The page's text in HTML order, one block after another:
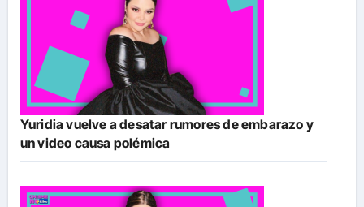
Yuridia vuelve a desatar rumores de embarazo y
un video causa polémica